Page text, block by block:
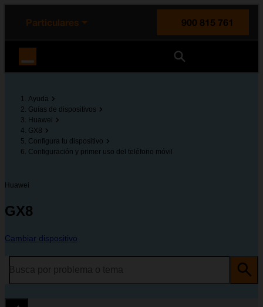
principal
la página
Particulares
900 815 761
Ayuda
Guías de dispositivos
Huawei
GX8
Configura tu dispositivo
Configuración y primer uso del teléfono móvil
Huawei
GX8
Cambiar dispositivo